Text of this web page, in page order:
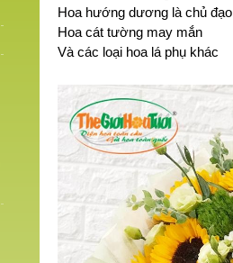
Hoa hướng dương là chủ đạo
Hoa cát tường may mắn
Và các loại hoa lá phụ khác